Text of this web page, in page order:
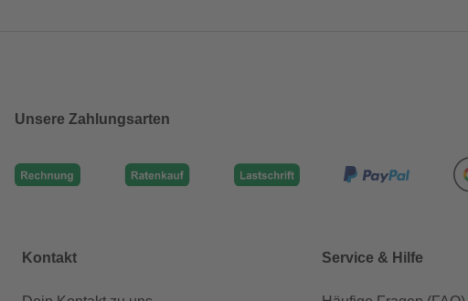
Unsere Zahlungsarten
Kontakt Service & Hilfe